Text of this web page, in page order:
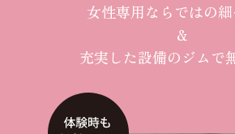
女性専用ならではの細
＆
充実した設備のジムで